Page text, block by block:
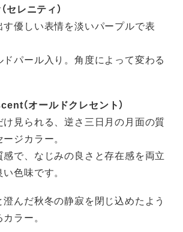
レニティ）
す優しい表情を淡いパープルで表
ドパール入り。角度によって変わる
（オールドクレセント）
見られる、逆さ三日月の月面の質
ジカラー。
で、なじみの良さと存在感を両立
色味です。
んだ秋冬の静寂を閉じ込めたよう
ラー。